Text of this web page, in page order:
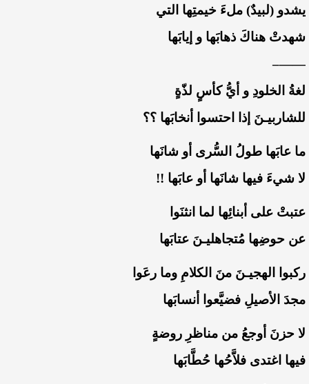
‏يشدو (لبيدٌ) ملءَ خيمتِها التي
‏شهدتْ هناكَ ذهابَها و إيابَها
‏——–
‏لغةُ الخلودِ و أيُّ كأسٍ لذّةٍ
‏للشاربيـنَ إذا احتسوا أنخابَها ؟؟
‏ما عابَها طولُ السُّرى أو شانَها
‏لا شيءَ فيها شانَها أو عابَها !!
‏عتبتْ على أبنائِها لما انثنَوا
‏عن حوضِها مُتجاهليـنَ عتابَها
‏ركبوا الهجيـنَ منَ الكلامِ وما رعَوا
‏مجدَ الأصيلِ فضيَّعوا أنسابَها
‏لا حزنَ أوجعُ من مناظرِ روضةٍ
‏فيها اغتدى فلاَّحُها حُطَّابَها